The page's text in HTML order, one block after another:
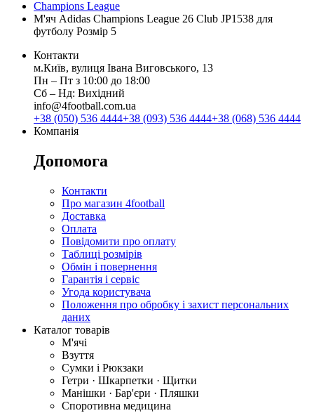
Champions League
М'яч Adidas Champions League 26 Club JP1538 для
футболу Розмір 5
Контакти
м.Київ, вулиця Івана Виговського, 13
Пн ‒ Пт з 10:00 до 18:00
Сб ‒ Нд: Вихідний
info@4football.com.ua
+38 (050) 536 4444+38 (093) 536 4444+38 (068) 536 4444
Компанія
Допомога
Контакти
Про магазин 4football
Доставка
Оплата
Повідомити про оплату
Таблиці розмірів
Обмін і повернення
Гарантія і сервіс
Угода користувача
Положення про обробку і захист персональних
даних
Каталог товарів
М'ячі
Взуття
Сумки і Рюкзаки
Гетри · Шкарпетки · Щитки
Манішки · Бар'єри · Пляшки
Споротивна медицина